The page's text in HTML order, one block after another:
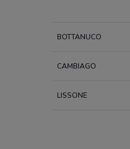
BOTTANUCO
CAMBIAGO
LISSONE